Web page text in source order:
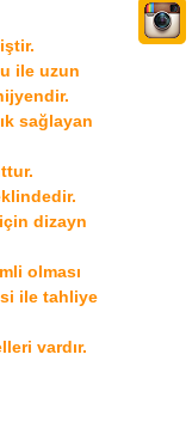
ile uzun
sağlayan
dizayn
olması
ile tahliye
vardır.